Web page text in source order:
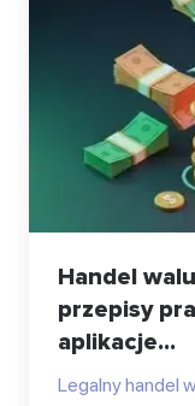
Handel
przepisy
aplikacje...
Legalny handel